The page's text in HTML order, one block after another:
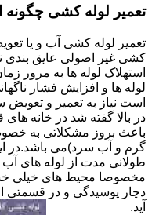
تعمیر لوله کشی
تعمیر لوله کشی آب و یا
کشی غیر اصولی عایق بندی
استهلاک لوله ها به مرور
لوله ها و افزایش فشار
است نیاز به تعمیر و
در بالا گفته شد در خانه
باعث بروز مشکلاتی به
گرم و آب سرد)می باشد.در
طولانی مدت از لوله های
مخصوصا محیط های خیلی
دچار پوسیدگی و در قسمتی
آید.